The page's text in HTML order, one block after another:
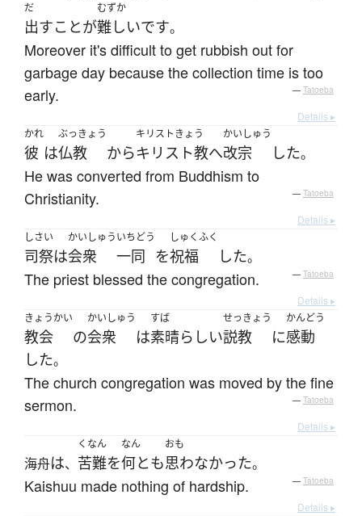
だ
出すことが
むずか
難しいです。
Moreover it's difficult to get rubbish out for
garbage day because the collection time is too
early.
— Tatoeba
Details ▸
かれ
彼 は
ぶっきょう
仏教 から
キリストきょう
キリスト教へ
かいしゅう
改宗 した。
He was converted from Buddhism to
Christianity.
— Tatoeba
Details ▸
しさい
司祭は
かいしゅう
会衆
いちどう
一同 を
しゅくふく
祝福 した。
The priest blessed the congregation. — Tatoeba
Details ▸
きょうかい
教会 の
かいしゅう
会衆 は
すば
素晴らしい
せっきょう
説教 に
かんどう
感動
した。
The church congregation was moved by the fine
sermon.
— Tatoeba
Details ▸
海舟は、
くなん
苦難を
なん
何とも
おも
思わなかった。
Kaishuu made nothing of hardship. — Tatoeba
Details ▸